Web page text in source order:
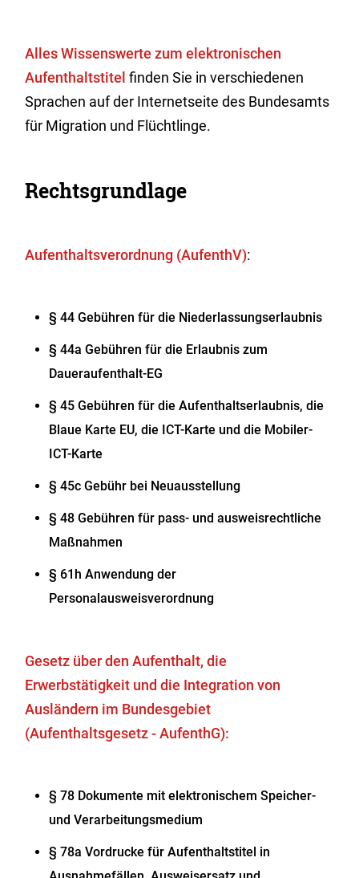
Alles Wissenswerte zum elektronischen
Aufenthaltstitel finden Sie in verschiedenen
Sprachen auf der Internetseite des Bundesamts
für Migration und Flüchtlinge.
Rechtsgrundlage
Aufenthaltsverordnung (AufenthV):
§ 44 Gebühren für die Niederlassungserlaubnis
§ 44a Gebühren für die Erlaubnis zum
Daueraufenthalt-EG
§ 45 Gebühren für die Aufenthaltserlaubnis, die
Blaue Karte EU, die ICT-Karte und die Mobiler-
ICT-Karte
§ 45c Gebühr bei Neuausstellung
§ 48 Gebühren für pass- und ausweisrechtliche
Maßnahmen
§ 61h Anwendung der
Personalausweisverordnung
Gesetz über den Aufenthalt, die
Erwerbstätigkeit und die Integration von
Ausländern im Bundesgebiet
(Aufenthaltsgesetz - AufenthG):
§ 78 Dokumente mit elektronischem Speicher-
und Verarbeitungsmedium
§ 78a Vordrucke für Aufenthaltstitel in